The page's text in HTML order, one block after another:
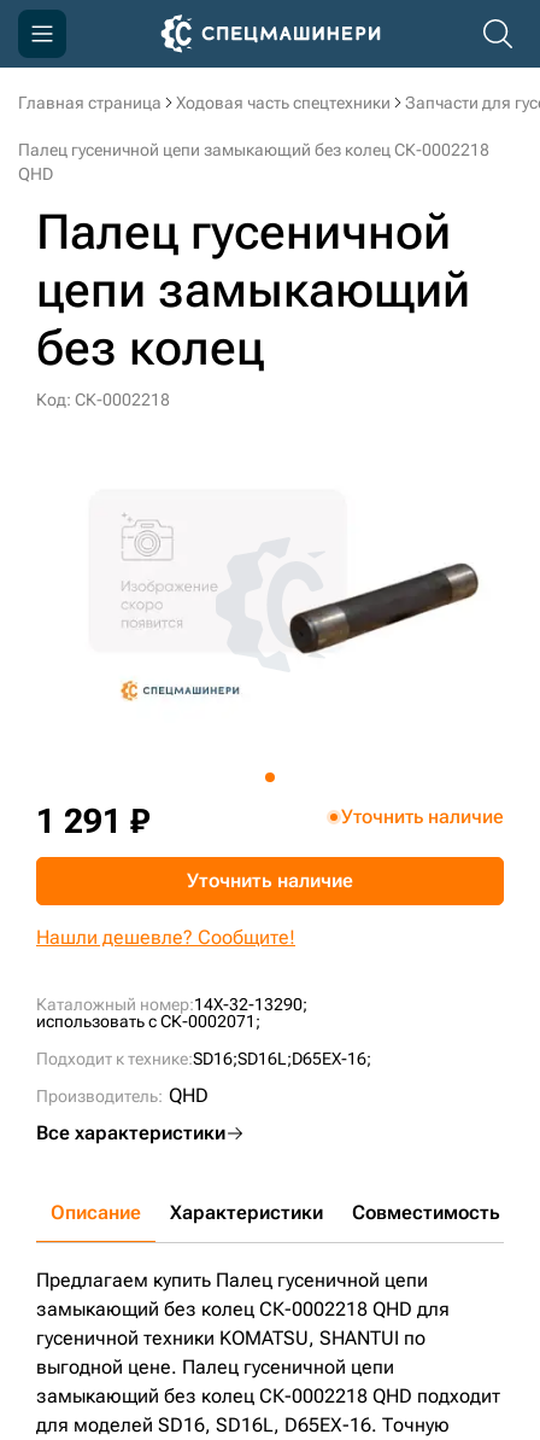
Главная страница Ходовая часть спецтехники Запчасти для
Палец гусеничной цепи замыкающий без колец СК-0002218
QHD
Палец гусеничной
цепи замыкающий
без колец
Код: СК-0002218
Каталожный номер:14X-32-13290;
использовать с СК-0002071;
Подходит к технике:SD16;SD16L;D65EX-16;
Производитель: QHD
Все характеристики
1 291 ₽ Уточнить наличие
Уточнить наличие
Нашли дешевле? Сообщите!
Описание Характеристики Совместимость
Предлагаем купить Палец гусеничной цепи
замыкающий без колец СК-0002218 QHD для
гусеничной техники KOMATSU, SHANTUI по
выгодной цене. Палец гусеничной цепи
замыкающий без колец СК-0002218 QHD подходит
для моделей SD16, SD16L, D65EX-16. Точную
Компания
Акции
Доставка и оплата
Контакты
3D тур по производству
sksale@skdst.ru
+7 (499) 394-50-93